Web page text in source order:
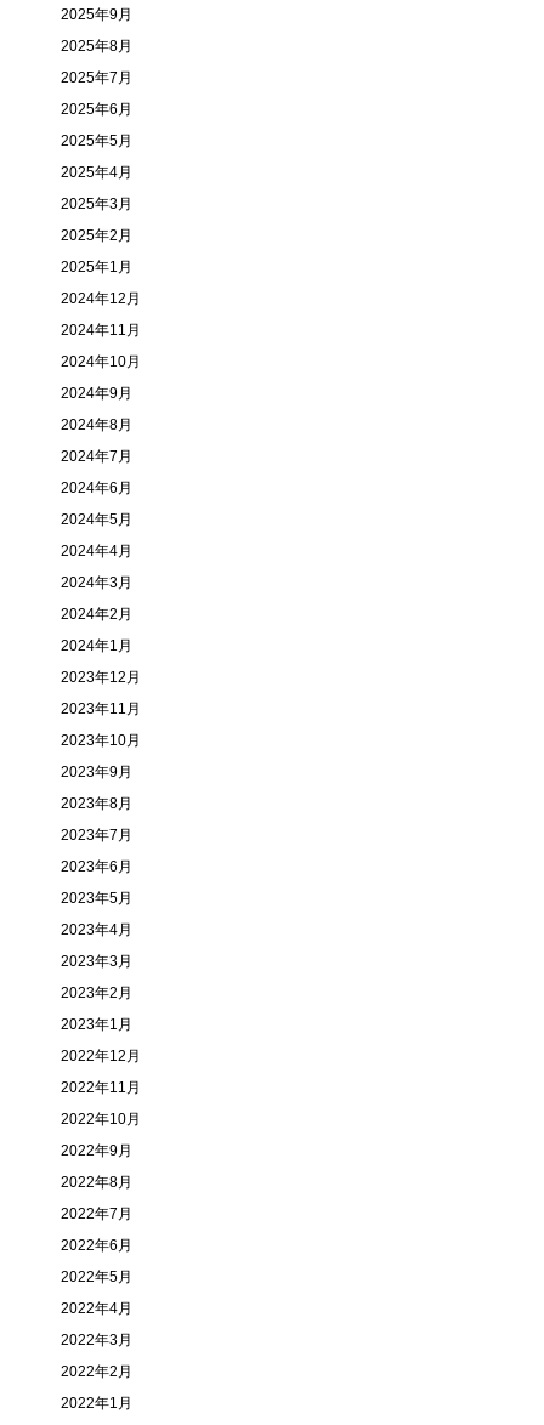
2025年9月
2025年8月
2025年7月
2025年6月
2025年5月
2025年4月
2025年3月
2025年2月
2025年1月
2024年12月
2024年11月
2024年10月
2024年9月
2024年8月
2024年7月
2024年6月
2024年5月
2024年4月
2024年3月
2024年2月
2024年1月
2023年12月
2023年11月
2023年10月
2023年9月
2023年8月
2023年7月
2023年6月
2023年5月
2023年4月
2023年3月
2023年2月
2023年1月
2022年12月
2022年11月
2022年10月
2022年9月
2022年8月
2022年7月
2022年6月
2022年5月
2022年4月
2022年3月
2022年2月
2022年1月